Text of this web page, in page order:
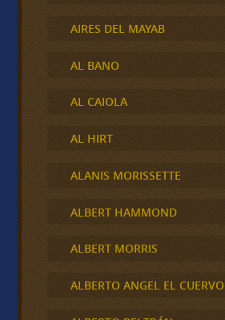
AIRES DEL MAYAB
AL BANO
AL CAIOLA
AL HIRT
ALANIS MORISSETTE
ALBERT HAMMOND
ALBERT MORRIS
ALBERTO ANGEL EL CUERVO